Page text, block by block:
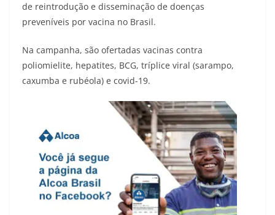
de reintrodução e disseminação de doenças
preveníveis por vacina no Brasil.
Na campanha, são ofertadas vacinas contra
poliomielite, hepatites, BCG, tríplice viral (sarampo,
caxumba e rubéola) e covid-19.